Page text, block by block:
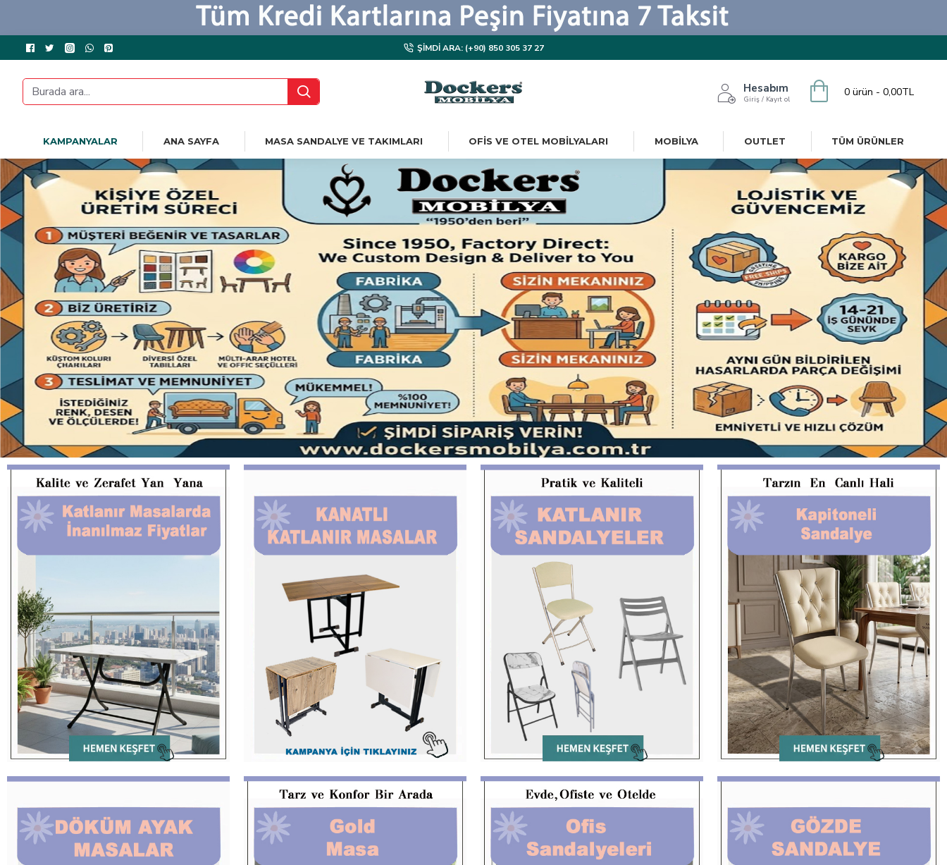
ŞIMDI ARA: (+90) 850 305 37 27
Hesabım
Giriş / Kayıt ol
0 ürün - 0,00TL
KAMPANYALAR ANA SAYFA MASA SANDALYE VE TAKIMLARI OFIS VE OTEL MOBILYALARI MOBILYA OUTLET TÜM ÜRÜNLER